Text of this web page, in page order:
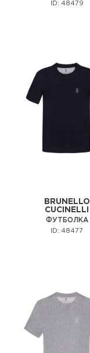
ID: 48479
BRUNELLO
CUCINELLI
ФУТБОЛКА
ID: 48477